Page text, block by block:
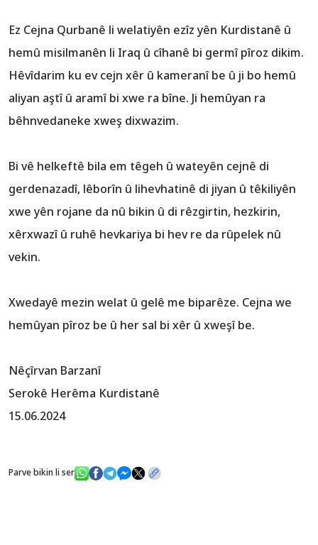
Ez Cejna Qurbanê li welatiyên ezîz yên Kurdistanê û
hemû misilmanên li Iraq û cîhanê bi germî pîroz dikim.
Hêvîdarim ku ev cejn xêr û kameranî be û ji bo hemû
aliyan aştî û aramî bi xwe ra bîne. Ji hemûyan ra
bêhnvedaneke xweş dixwazim.
Bi vê helkeftê bila em têgeh û wateyên cejnê di
gerdenazadî, lêborîn û lihevhatinê di jiyan û têkiliyên
xwe yên rojane da nû bikin û di rêzgirtin, hezkirin,
xêrxwazî û ruhê hevkariya bi hev re da rûpelek nû
vekin.
Xwedayê mezin welat û gelê me biparêze. Cejna we
hemûyan pîroz be û her sal bi xêr û xweşî be.
Nêçîrvan Barzanî
Serokê Herêma Kurdistanê
15.06.2024
Parve bikin li ser